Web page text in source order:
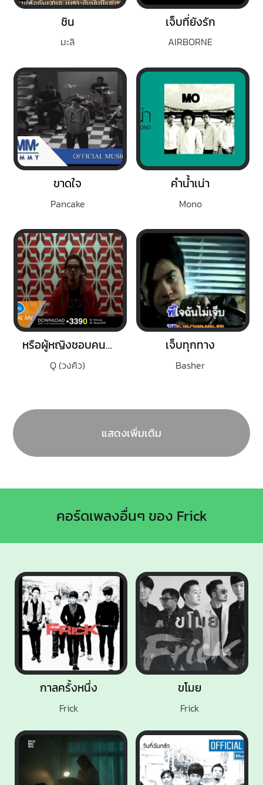
ชิน
มะลิ
เจ็บที่ยังรัก
AIRBORNE
ขาดใจ
Pancake
คำน้ำเน่า
Mono
หรือผู้หญิงชอบคนเลว
Q (วงคิว)
เจ็บทุกทาง
Basher
แสดงเพิ่มเติม
คอร์ดเพลงอื่นๆ ของ Frick
กาลครั้งหนึ่ง
Frick
ขโมย
Frick